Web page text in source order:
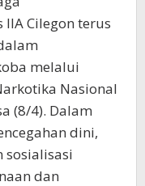
IIA Cilegon terus
melalui
Nasional
(8/4). Dalam
dini,
sosialisasi
dan